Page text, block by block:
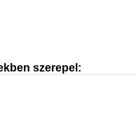
szerepel: